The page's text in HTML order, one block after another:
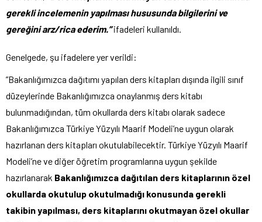
gerekli incelemenin yapılması hususunda bilgilerini ve
gereğini arz/rica ederim.”ifadeleri kullanıldı.
Genelgede, şu ifadelere yer verildi:
”Bakanlığımızca dağıtımı yapılan ders kitapları dışında ilgili sınıf
düzeylerinde Bakanlığımızca onaylanmış ders kitabı
bulunmadığından, tüm okullarda ders kitabı olarak sadece
Bakanlığımızca Türkiye Yüzyılı Maarif Modeli’ne uygun olarak
hazırlanan ders kitapları okutulabilecektir. Türkiye Yüzyılı Maarif
Modeli’ne ve diğer öğretim programlarına uygun şekilde
hazırlanarak Bakanlığımızca dağıtılan ders kitaplarının özel
okullarda okutulup okutulmadığı konusunda gerekli
takibin yapılması, ders kitaplarını okutmayan özel okullar